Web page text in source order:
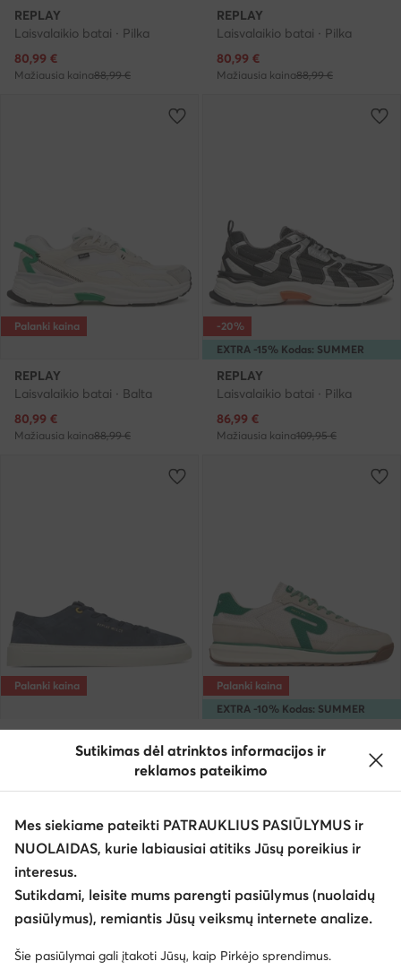
REPLAY
Laisvalaikio batai · Pilka
Dabartinė kaina
80,99 €
Mažiausia kaina88,99 €
REPLAY
Laisvalaikio batai · Pilka
Dabartinė kaina
80,99 €
Mažiausia kaina88,99 €
Palanki kaina
REPLAY
Laisvalaikio batai · Balta
Dabartinė kaina
80,99 €
Mažiausia kaina88,99 €
EXTRA -15% Kodas: SUMMER
-20%
REPLAY
Laisvalaikio batai · Pilka
Dabartinė kaina
86,99 €
Mažiausia kaina109,95 €
Palanki kaina
Laisvalaikio batai · Tamsiai mėlyna
Mažiausia kaina87,99 €
EXTRA -10% Kodas: SUMMER
Palanki kaina
Laisvalaikio batai · Pilka
Dabartinė kaina
66,99€
Mažiausia kaina73,99 €
Sutikimas dėl atrinktos informacijos ir
reklamos pateikimo
Mes siekiame pateikti PATRAUKLIUS PASIŪLYMUS ir
NUOLAIDAS, kurie labiausiai atitiks Jūsų poreikius ir
interesus.
Sutikdami, leisite mums parengti pasiūlymus (nuolaidų
pasiūlymus), remiantis Jūsų veiksmų internete analize.
Šie pasiūlymai gali įtakoti Jūsų, kaip Pirkėjo sprendimus.